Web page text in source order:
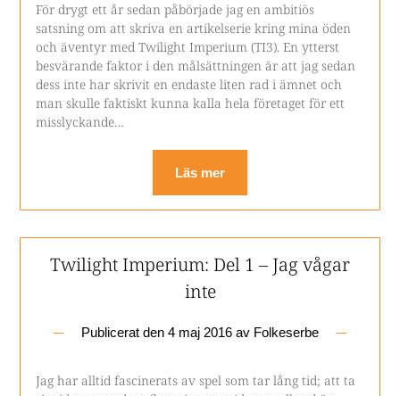
För drygt ett år sedan påbörjade jag en ambitiös
satsning om att skriva en artikelserie kring mina öden
och äventyr med Twilight Imperium (TI3). En ytterst
besvärande faktor i den målsättningen är att jag sedan
dess inte har skrivit en endaste liten rad i ämnet och
man skulle faktiskt kunna kalla hela företaget för ett
misslyckande…
Läs mer
Twilight Imperium: Del 1 – Jag vågar
inte
Publicerat den 4 maj 2016 av Folkeserbe
Jag har alltid fascinerats av spel som tar lång tid; att ta